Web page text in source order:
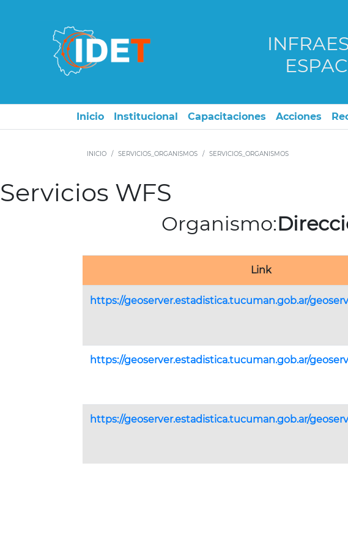
Inicio Institucional Capacitaciones Acciones
INICIO SERVICIOS_ORGANISMOS SERVICIOS_ORGANISMOS
Servicios WFS
Organismo:
Link
https://geoserver.estadistica.tucuman.gob.ar/
https://geoserver.estadistica.tucuman.gob.ar/
https://geoserver.estadistica.tucuman.gob.ar/